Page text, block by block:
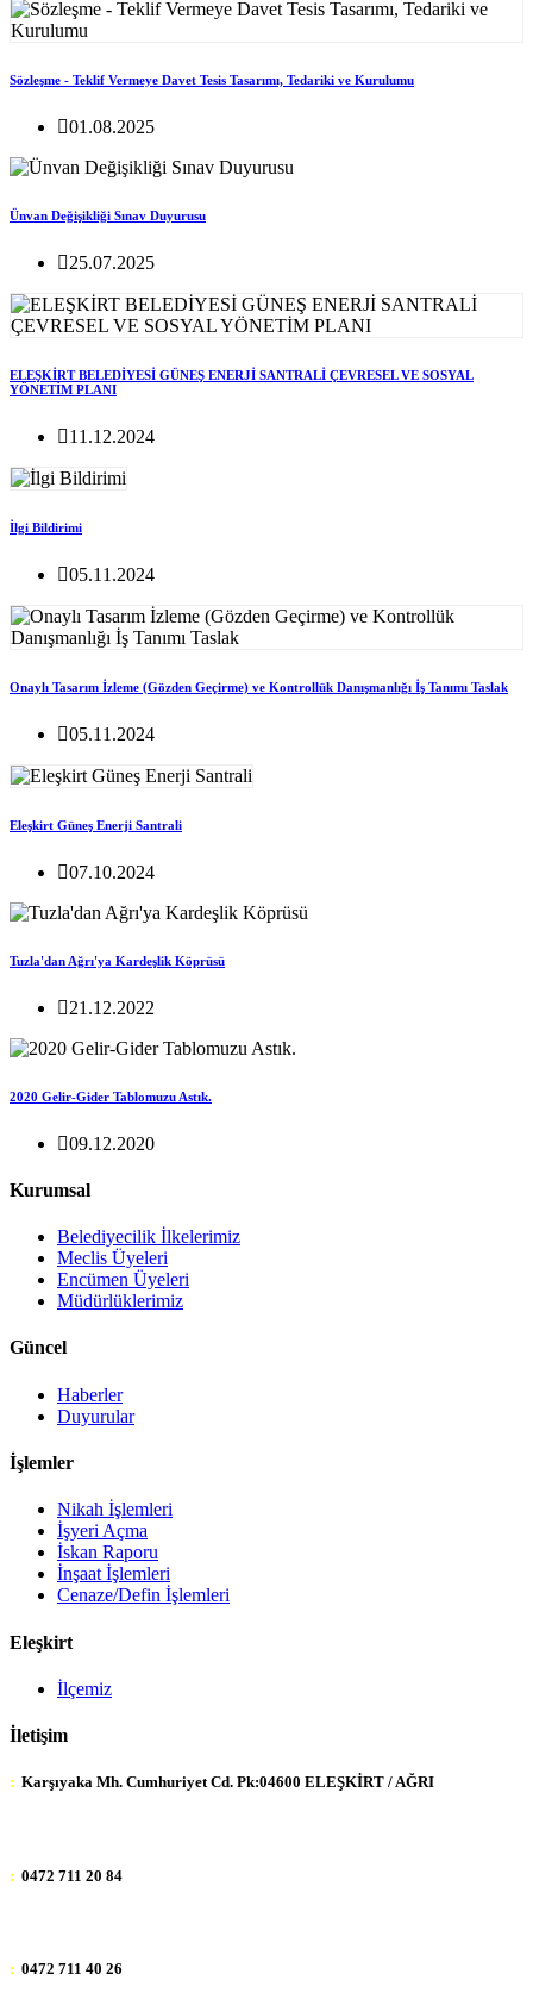
Sözleşme - Teklif Vermeye Davet Tesis Tasarımı, Tedariki ve Kurulumu
01.08.2025
Ünvan Değişikliği Sınav Duyurusu
25.07.2025
ELEŞKİRT BELEDİYESİ GÜNEŞ ENERJİ SANTRALİ ÇEVRESEL VE SOSYAL
YÖNETİM PLANI
11.12.2024
İlgi Bildirimi
05.11.2024
Onaylı Tasarım İzleme (Gözden Geçirme) ve Kontrollük Danışmanlığı İş Tanımı Taslak
05.11.2024
Eleşkirt Güneş Enerji Santrali
07.10.2024
Tuzla'dan Ağrı'ya Kardeşlik Köprüsü
21.12.2022
2020 Gelir-Gider Tablomuzu Astık.
09.12.2020
Kurumsal
Belediyecilik İlkelerimiz
Meclis Üyeleri
Encümen Üyeleri
Müdürlüklerimiz
Güncel
Haberler
Duyurular
İşlemler
Nikah İşlemleri
İşyeri Açma
İskan Raporu
İnşaat İşlemleri
Cenaze/Defin İşlemleri
Eleşkirt
İlçemiz
İletişim
: Karşıyaka Mh. Cumhuriyet Cd. Pk:04600 ELEŞKİRT / AĞRI
: 0472 711 20 84
: 0472 711 40 26